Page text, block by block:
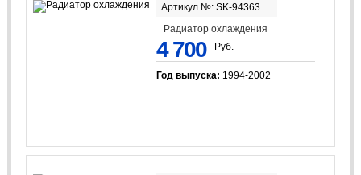
Артикул №: SK-94363
Радиатор охлаждения
4 700 Руб.
Год выпуска: 1994-2002